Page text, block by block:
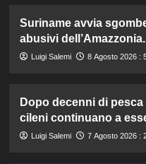
Suriname avvia
abusivi dell’Amazzonia.
Luigi Salemi 8 Agosto 2026 :
Dopo decenni di
cileni continuano a
Luigi Salemi 7 Agosto 2026 :